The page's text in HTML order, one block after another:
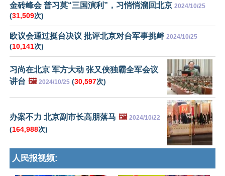
金砖峰会 普习莫“三国演利”，习悄悄溜回北京 2024/10/25
(31,509次)
欧议会通过挺台决议 批评北京对台军事挑衅 2024/10/25
(10,141次)
习尚在北京 军方大动 张又侠独霸全军会议
讲台 🖼️ 2024/10/25 (30,597次)
办案不力 北京副市长高朋落马 🖼️ 2024/10/22
(164,988次)
人民报视频: